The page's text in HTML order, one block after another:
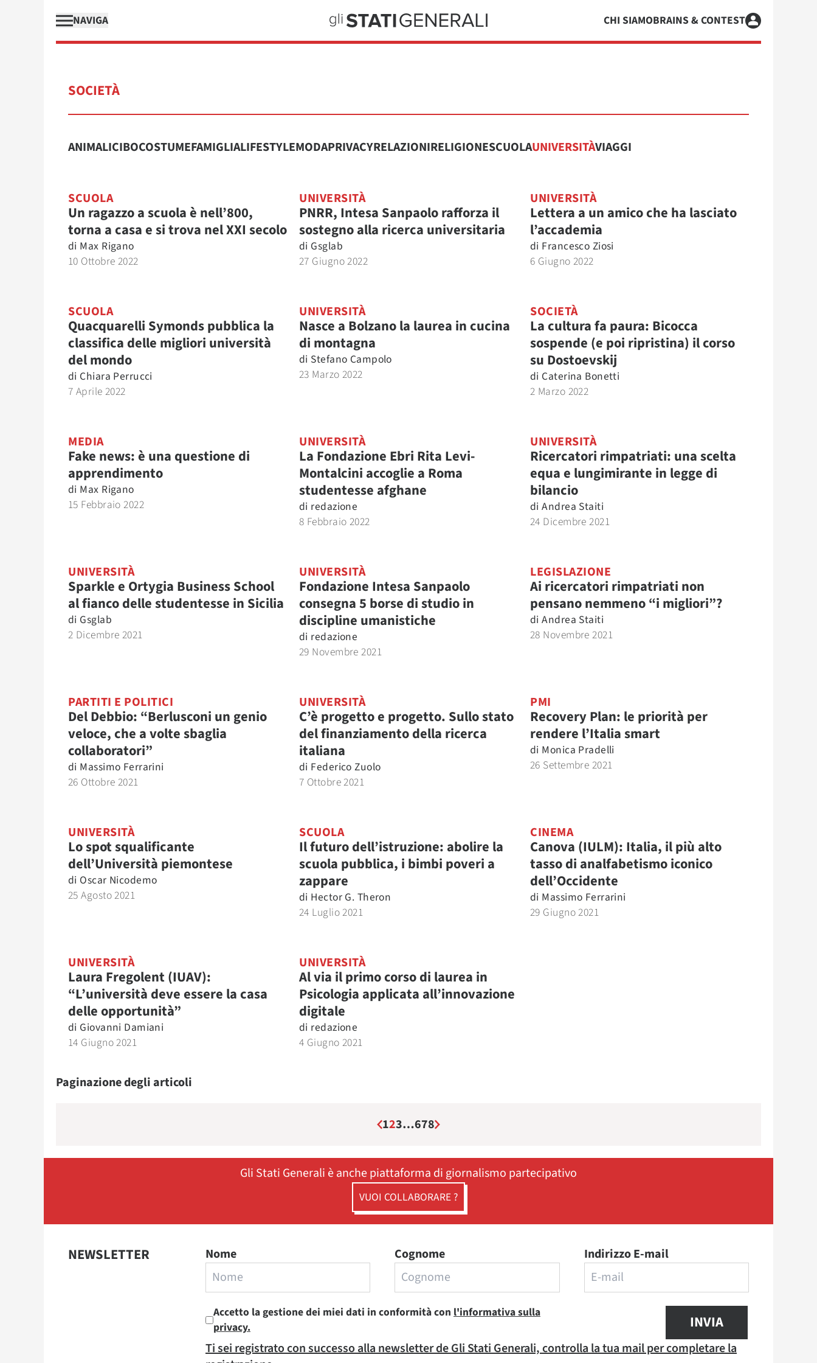
NAVIGA CHI SIAMOBRAINS & CONTEST
SOCIETÀ
ANIMALICIBOCOSTUMEFAMIGLIALIFESTYLEMODAPRIVACYRELAZIONIRELIGIONESCUOLAUNIVERSITÀVIAGGI
SCUOLA
Un ragazzo a scuola è nell’800,
torna a casa e si trova nel XXI secolo
di Max Rigano
10 Ottobre 2022
UNIVERSITÀ
PNRR, Intesa Sanpaolo rafforza il
sostegno alla ricerca universitaria
di Gsglab
27 Giugno 2022
UNIVERSITÀ
Lettera a un amico che ha lasciato
l’accademia
di Francesco Ziosi
6 Giugno 2022
SCUOLA
Quacquarelli Symonds pubblica la
classifica delle migliori università
del mondo
di Chiara Perrucci
7 Aprile 2022
UNIVERSITÀ
Nasce a Bolzano la laurea in cucina
di montagna
di Stefano Campolo
23 Marzo 2022
SOCIETÀ
La cultura fa paura: Bicocca
sospende (e poi ripristina) il corso
su Dostoevskij
di Caterina Bonetti
2 Marzo 2022
MEDIA
Fake news: è una questione di
apprendimento
di Max Rigano
15 Febbraio 2022
UNIVERSITÀ
La Fondazione Ebri Rita Levi-
Montalcini accoglie a Roma
studentesse afghane
di redazione
8 Febbraio 2022
UNIVERSITÀ
Ricercatori rimpatriati: una scelta
equa e lungimirante in legge di
bilancio
di Andrea Staiti
24 Dicembre 2021
UNIVERSITÀ
Sparkle e Ortygia Business School
al fianco delle studentesse in Sicilia
di Gsglab
2 Dicembre 2021
UNIVERSITÀ
Fondazione Intesa Sanpaolo
consegna 5 borse di studio in
discipline umanistiche
di redazione
29 Novembre 2021
LEGISLAZIONE
Ai ricercatori rimpatriati non
pensano nemmeno “i migliori”?
di Andrea Staiti
28 Novembre 2021
PARTITI E POLITICI
Del Debbio: “Berlusconi un genio
veloce, che a volte sbaglia
collaboratori”
di Massimo Ferrarini
26 Ottobre 2021
UNIVERSITÀ
C’è progetto e progetto. Sullo stato
del finanziamento della ricerca
italiana
di Federico Zuolo
7 Ottobre 2021
PMI
Recovery Plan: le priorità per
rendere l’Italia smart
di Monica Pradelli
26 Settembre 2021
UNIVERSITÀ
Lo spot squalificante
dell’Università piemontese
di Oscar Nicodemo
25 Agosto 2021
SCUOLA
Il futuro dell’istruzione: abolire la
scuola pubblica, i bimbi poveri a
zappare
di Hector G. Theron
24 Luglio 2021
CINEMA
Canova (IULM): Italia, il più alto
tasso di analfabetismo iconico
dell’Occidente
di Massimo Ferrarini
29 Giugno 2021
UNIVERSITÀ
Laura Fregolent (IUAV):
“L’università deve essere la casa
delle opportunità”
di Giovanni Damiani
14 Giugno 2021
UNIVERSITÀ
Al via il primo corso di laurea in
Psicologia applicata all’innovazione
digitale
di redazione
4 Giugno 2021
Paginazione degli articoli
123…678
Gli Stati Generali è anche piattaforma di giornalismo partecipativo
VUOI COLLABORARE ?
NEWSLETTER Nome Cognome Indirizzo E-mail
Accetto la gestione dei miei dati in conformità con l'informativa sulla
privacy.
INVIA
Ti sei registrato con successo alla newsletter de Gli Stati Generali, controlla la tua mail per completare la